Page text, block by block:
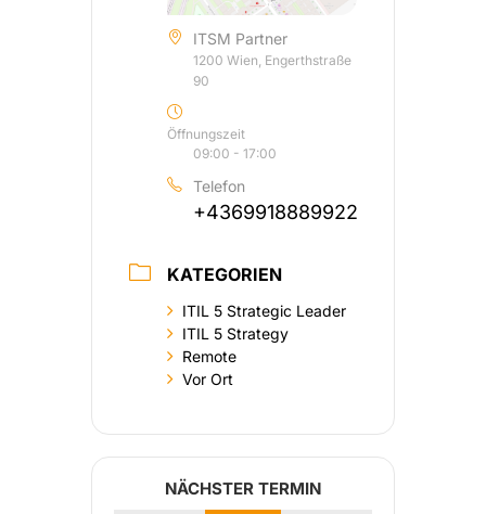
ITSM Partner
1200 Wien, Engerthstraße
90
Öffnungszeit
09:00 - 17:00
Telefon
+4369918889922
KATEGORIEN
ITIL 5 Strategic Leader
ITIL 5 Strategy
Remote
Vor Ort
NÄCHSTER TERMIN